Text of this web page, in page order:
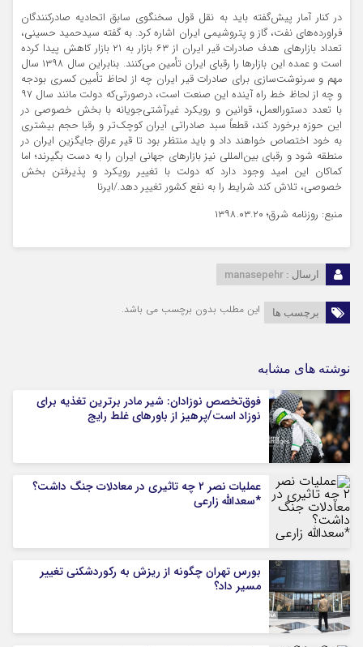
در کنار آمار پیش‌گفته باید به نقل قول سخنگوی سابق اتحادیه صادرکنندگان
فراورده‌های نفت، گاز و پتروشیمی ایران اشاره کرد. به گفته سیدحمید حسینی،
تعداد بازارهای هدف صادرات قیر ایران از ۶۳ بازار به ۲۱ بازار کاهش پیدا کرده
است و عمده این بازارها را رقبای ایران تأمین می‌کنند. بنابراین سال ۱۳۹۸ سال
مهم و سرنوشت‌سازی برای صادرات قیر ایران چه از لحاظ تأمین کسری بودجه
و چه از لحاظ خط راه آینده این صنعت است، درصورتی‌که دولت مانند سال ۹۷
با تعدد دستورالعمل، قوانین و رویکرد غیرآشتی‌جویانه با بخش خصوصی در
این حوزه برخورد کند، قطعاً سبد صادراتی ایران کوچک‌تر و رقبا حجم بیشتری
به خود اختصاص خواهند داد و باید منتظر بود تا قیر عراق جایگزین ایران در
منطقه شود و رقبای بین‌المللی نیز بازارهای جهانی ایران را به دست بگیرند؛ اما
کماکان این امید وجود دارد که دولت با تغییر رویکرد و پذیرفتن بخش
خصوصی، تلاش کند شرایط را به نفع کشور تغییر دهد./ایرنا
منبع: روزنامه شرق؛ ۱۳۹۸.۰۳.۲۰
ارسال : manasepehr
برچسب ها این مطلب بدون برچسب می باشد.
نوشته های مشابه
فوق‌تخصص نوزادان: شیر مادر برترین تغذیه برای
نوزاد است/پرهیز از باورهای غلط رایج
عملیات نصر ۲ چه تاثیری در معادلات جنگ داشت؟
*سعدالله زارعی
بورس تهران چگونه از ریزش به رکوردشکنی تغییر
مسیر داد؟